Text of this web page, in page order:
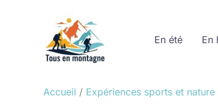
En été En
Accueil Expériences sports et